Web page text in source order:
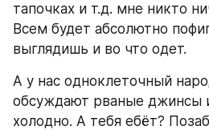
тапочках и т.д. мне никто
Всем будет абсолютно
выглядишь и во что одет.
А у нас одноклеточный
обсуждают рваные джинсы
холодно. А тебя ебёт?